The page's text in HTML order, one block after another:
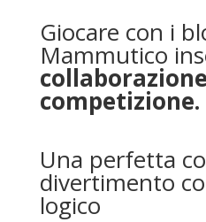
Giocare con i
Mammutico
competizione.
Una perfetta
divertimento
logico